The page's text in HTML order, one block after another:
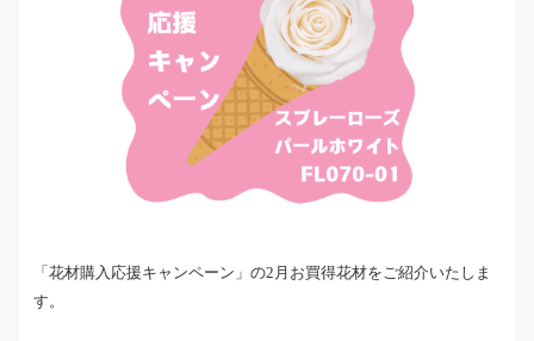
「花材購入応援キャンペーン」の2月お買得花材をご紹介いたしま
す。